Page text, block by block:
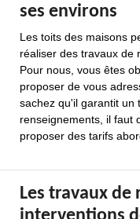
ses environs
Les toits des maisons
réaliser des travaux de
Pour nous, vous êtes
proposer de vous
sachez qu'il garantit un
renseignements, il faut
proposer des tarifs
Les travaux